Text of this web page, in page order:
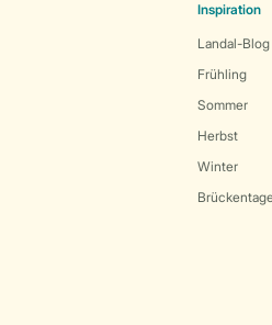
Inspiration
Landal-Blog
Frühling
Sommer
Herbst
Winter